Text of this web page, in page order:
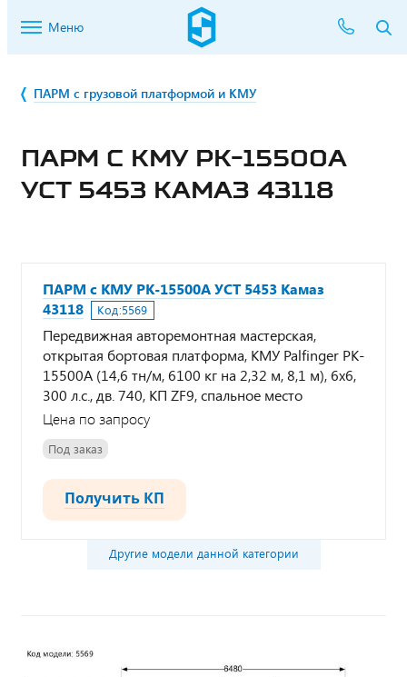
Меню
ПАРМ с грузовой платформой и КМУ
ПАРМ С КМУ PK-15500А
УСТ 5453 КАМАЗ 43118
ПАРМ с КМУ PK-15500А УСТ 5453 Камаз
43118
Код:5569
Передвижная авторемонтная мастерская,
открытая бортовая платформа, КМУ Palfinger PK-
15500А (14,6 тн/м, 6100 кг на 2,32 м, 8,1 м), 6х6,
300 л.с., дв. 740, КП ZF9, спальное место
Цена по запросу
Под заказ
Получить КП
Другие модели данной категории